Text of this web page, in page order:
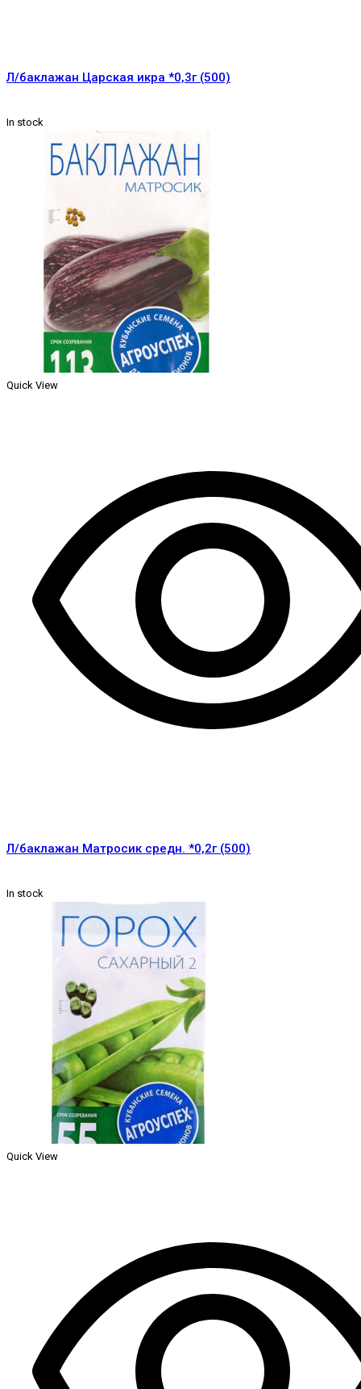
Л/баклажан Царская икра *0,3г (500)
In stock
Quick View
Л/баклажан Матросик средн. *0,2г (500)
In stock
Quick View